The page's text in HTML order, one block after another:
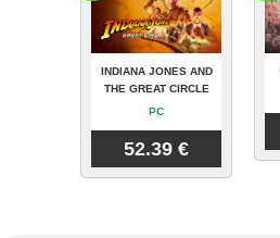
INDIANA JONES AND
THE GREAT CIRCLE
PC
52.39 €